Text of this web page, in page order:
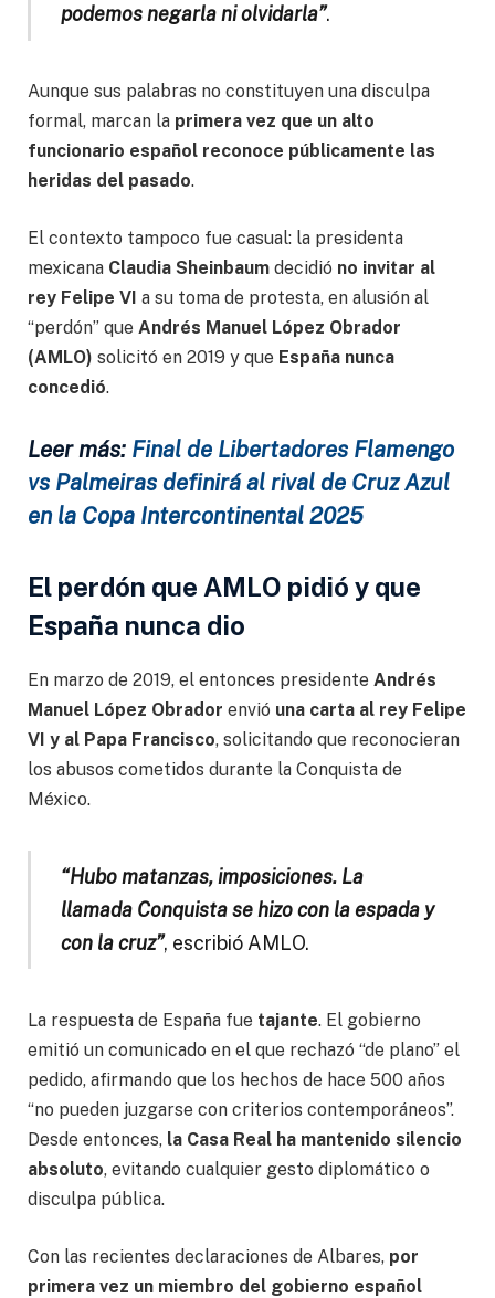
podemos negarla ni olvidarla”.
Aunque sus palabras no constituyen una disculpa
formal, marcan la primera vez que un alto
funcionario español reconoce públicamente las
heridas del pasado.
El contexto tampoco fue casual: la presidenta
mexicana Claudia Sheinbaum decidió no invitar al
rey Felipe VI a su toma de protesta, en alusión al
“perdón” que Andrés Manuel López Obrador
(AMLO) solicitó en 2019 y que España nunca
concedió.
Leer más: Final de Libertadores Flamengo
vs Palmeiras definirá al rival de Cruz Azul
en la Copa Intercontinental 2025
El perdón que AMLO pidió y que
España nunca dio
En marzo de 2019, el entonces presidente Andrés
Manuel López Obrador envió una carta al rey Felipe
VI y al Papa Francisco, solicitando que reconocieran
los abusos cometidos durante la Conquista de
México.
“Hubo matanzas, imposiciones. La
llamada Conquista se hizo con la espada y
con la cruz”, escribió AMLO.
La respuesta de España fue tajante. El gobierno
emitió un comunicado en el que rechazó “de plano” el
pedido, afirmando que los hechos de hace 500 años
“no pueden juzgarse con criterios contemporáneos”.
Desde entonces, la Casa Real ha mantenido silencio
absoluto, evitando cualquier gesto diplomático o
disculpa pública.
Con las recientes declaraciones de Albares, por
primera vez un miembro del gobierno español